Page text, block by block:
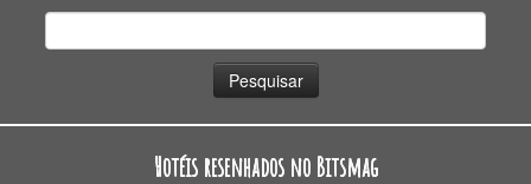
Hotéis resenhados no Bitsmag